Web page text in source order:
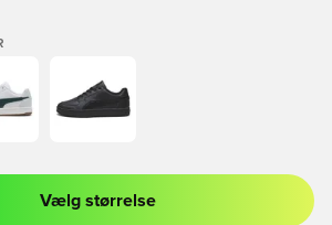
logge ind eller tilmelde dig som medlem
Vælg størrelse